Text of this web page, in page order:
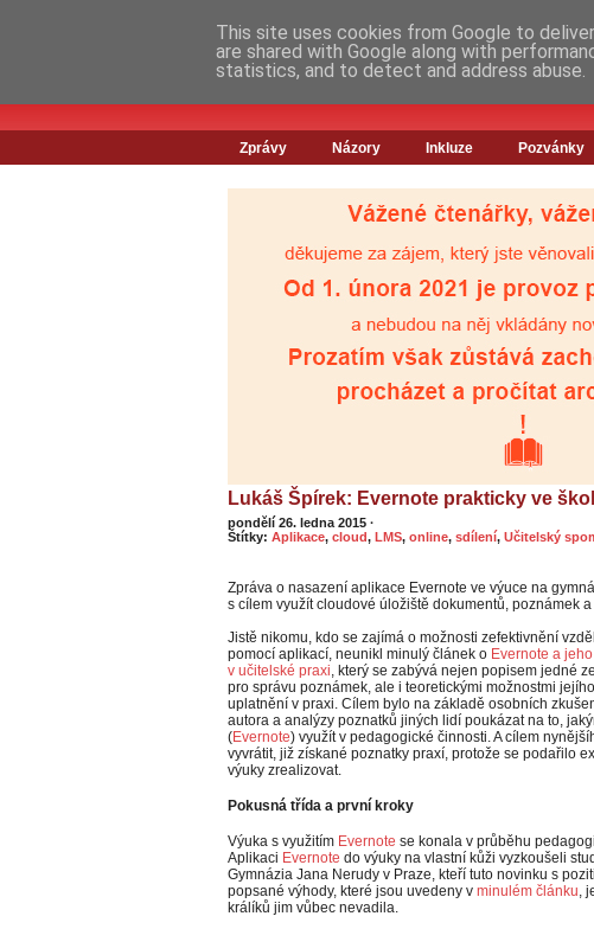
Zprávy Názory Inkluze Pozvánky
Lukáš Špírek: Evernote prakticky ve
pondělí 26. ledna 2015 ·
Štítky: Aplikace, cloud, LMS, online, sdílení, Učitelský
Zpráva o nasazení aplikace Evernote ve výuce na
s cílem využít cloudové úložiště dokumentů, poznámek
Jistě nikomu, kdo se zajímá o možnosti zefektivnění
pomocí aplikací, neunikl minulý článek o Evernote a
v učitelské praxi, který se zabývá nejen popisem jedné
pro správu poznámek, ale i teoretickými možnostmi jejího
uplatnění v praxi. Cílem bylo na základě osobních
autora a analýzy poznatků jiných lidí poukázat na to,
(Evernote) využít v pedagogické činnosti. A cílem
vyvrátit, již získané poznatky praxí, protože se podařilo
výuky zrealizovat.
Pokusná třída a první kroky
Výuka s využitím Evernote se konala v průběhu
Aplikaci Evernote do výuky na vlastní kůži vyzkoušeli
Gymnázia Jana Nerudy v Praze, kteří tuto novinku s
popsané výhody, které jsou uvedeny v minulém článku,
králíků jim vůbec nevadila.
This site uses cookies from Google to
are shared with Google along with
statistics, and to detect and address abuse.